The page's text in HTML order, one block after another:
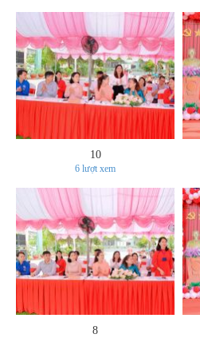
10
6 lượt xem
8